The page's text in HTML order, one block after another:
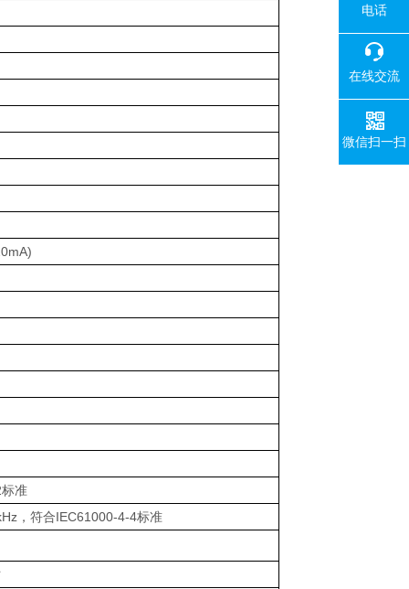
标准
，符合IEC61000-4-4标准
电话
在线交流
微信扫一扫